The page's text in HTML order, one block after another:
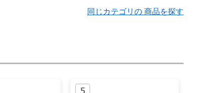
同じカテゴリの 商品を探す